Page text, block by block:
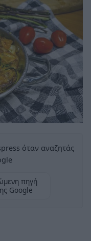
όταν αναζητάς
πηγή
Google